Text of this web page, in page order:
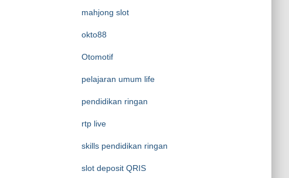
mahjong slot
okto88
Otomotif
pelajaran umum life
pendidikan ringan
rtp live
skills pendidikan ringan
slot deposit QRIS